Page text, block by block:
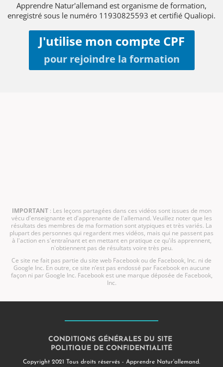
Apprendre Natur'allemand est organisme de formation,
enregistré sous le numéro 11930825593 et certifié Qualiopi.
J'utilise mon compte CPF
pour rejoindre la formation
IMPORTANT: Les leçons partagées dans ces vidéos sont issues de mon
vécu d'enseignante et d'apprenante de l'allemand. Veuillez noter que les
résultats des membres de ma formation sont atypiques et très variés. La
plupart des personnes qui regardent mes vidéos, mais qui ne passent pas
à l'action en s'entraînant et en mettant en pratique ce qu'ils apprennent,
n'obtiennent pas de résultats voire très peu.
Ce site ne fait pas partie du site web Facebook ou de Facebook, Inc. ni de
Google Inc. En outre, ce site n’est pas endossé par Facebook en aucune
façon ni par Google Inc. Facebook est une marque déposée de Facebook,
Inc.
CONDITIONS GÉNÉRALES DU SITE
POLITIQUE DE CONFIDENTIALITÉ
Copyright 2021 Tous droits réservés - Apprendre Natur'allemand.